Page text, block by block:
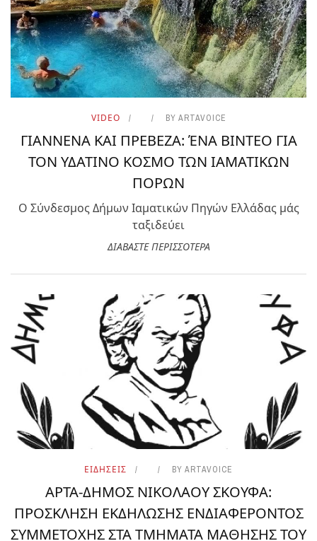
VIDEO BY ARTAVOICE
ΓΙΑΝΝΕΝΑ ΚΑΙ ΠΡΕΒΕΖΑ: ΈΝΑ ΒΙΝΤΕΟ ΓΙΑ
ΤΟΝ ΥΔΑΤΙΝΟ ΚΟΣΜΟ ΤΩΝ ΙΑΜΑΤΙΚΩΝ
ΠΟΡΩΝ
Ο Σύνδεσμος Δήμων Ιαματικών Πηγών Ελλάδας μάς
ταξιδεύει
ΔΙΑΒΑΣΤΕ ΠΕΡΙΣΣΟΤΕΡΑ
ΕΙΔΗΣΕΙΣ BY ARTAVOICE
ΑΡΤΑ-ΔΗΜΟΣ ΝΙΚΟΛΑΟΥ ΣΚΟΥΦΑ:
ΠΡΟΣΚΛΗΣΗ ΕΚΔΗΛΩΣΗΣ ΕΝΔΙΑΦΕΡΟΝΤΟΣ
ΣΥΜΜΕΤΟΧΗΣ ΣΤΑ ΤΜΗΜΑΤΑ ΜΑΘΗΣΗΣ ΤΟΥ